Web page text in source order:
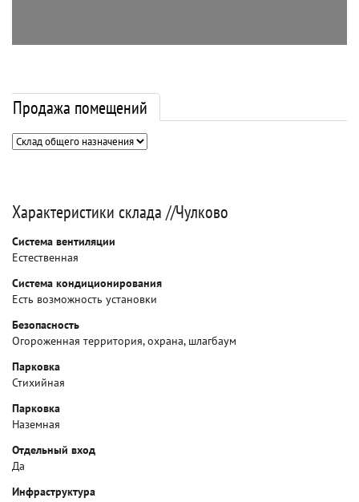
Продажа помещений
Характеристики склада //Чулково
Система вентиляции
Естественная
Система кондиционирования
Есть возможность установки
Безопасность
Огороженная территория, охрана, шлагбаум
Парковка
Стихийная
Парковка
Наземная
Отдельный вход
Да
Инфраструктура